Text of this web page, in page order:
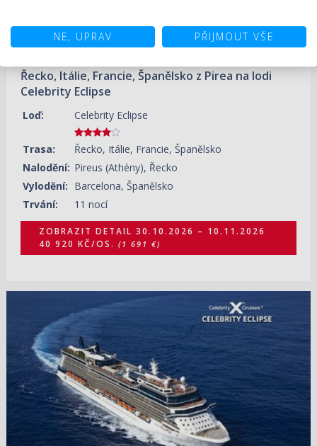
Řecko, Itálie, Francie, Španělsko z Pirea na lodi
Celebrity Eclipse
Loď: Celebrity Eclipse
Trasa:
Řecko, Itálie, Francie, Španělsko
Nalodění: Pireus (Athény), Řecko
Vylodění: Barcelona, Španělsko
Trvání:
11 nocí
ZOBRAZIT DETAIL 30.10.2026 – 10.11.2026
40 920 KČ/OS. (1 691 €)
ZOBRAZIT DETAIL
10.11.2026 – 24.11.2026
29 310 KČ/OS.
NE, UPRAV PŘIJMOUT VŠE